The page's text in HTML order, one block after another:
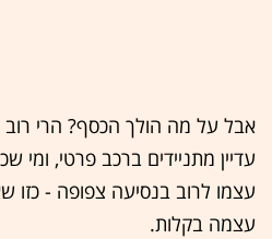
עדיין מתניידים ברכב פרטי, ומי
עצמו לרוב בנסיעה צפופה - כזו
עצמה בקלות.